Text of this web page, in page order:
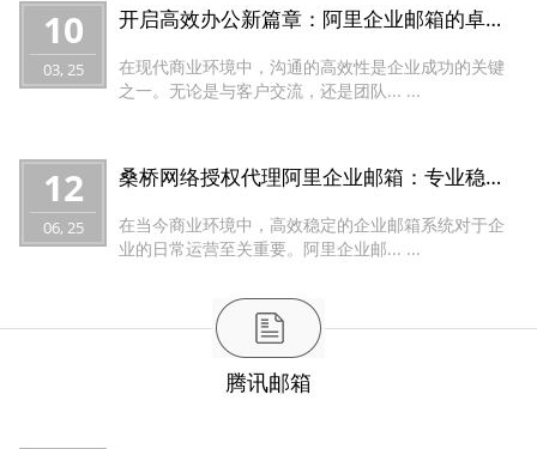
10
03, 25
开启高效办公新篇章：阿里企业邮箱的卓越功能与无可比拟优势
在现代商业环境中，沟通的高效性是企业成功的关键
之一。无论是与客户交流，还是团队... ...
12
06, 25
桑桥网络授权代理阿里企业邮箱：专业稳定服务与限时买二送二等优惠活动
在当今商业环境中，高效稳定的企业邮箱系统对于企
业的日常运营至关重要。阿里企业邮... ...
腾讯邮箱